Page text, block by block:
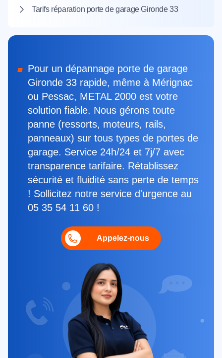
Tarifs réparation porte de garage Gironde 33
Pour un dépannage porte de garage
Gironde 33 rapide, même à Mérignac
ou Pessac, METAL 2000 est votre
solution fiable. Nous gérons toute
panne (ressorts, moteurs, rails,
panneaux) sur tous types de portes de
garage. Service 24h/24 et 7j/7 avec
transparence tarifaire. Rétablissez
sécurité et fluidité sans perte de temps
! Sollicitez notre service d'urgence au
05 35 54 11 60 !
Appelez-nous